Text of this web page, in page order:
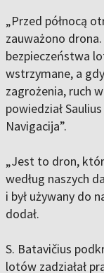
„Przed północą
zauważono
bezpieczeństwa
wstrzymane, a
zagrożenia, ruch
powiedział
Navigacija”.
„Jest to dron,
według naszych
i był używany do
dodał.
S. Batavičius
lotów zadziałał